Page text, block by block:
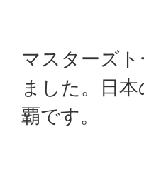
マスターズ
ました。日
覇です。